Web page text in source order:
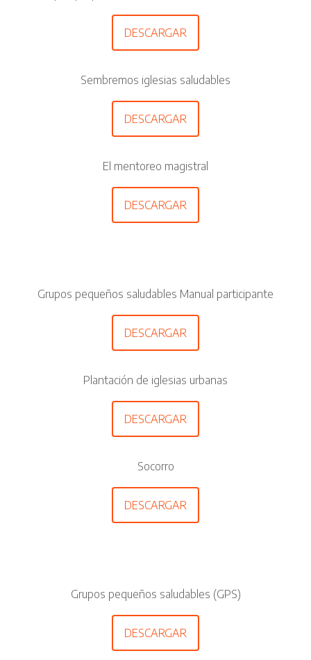
DESCARGAR
Sembremos iglesias saludables
DESCARGAR
El mentoreo magistral
DESCARGAR
Grupos pequeños saludables Manual participante
DESCARGAR
Plantación de iglesias urbanas
DESCARGAR
Socorro
DESCARGAR
Grupos pequeños saludables (GPS)
DESCARGAR